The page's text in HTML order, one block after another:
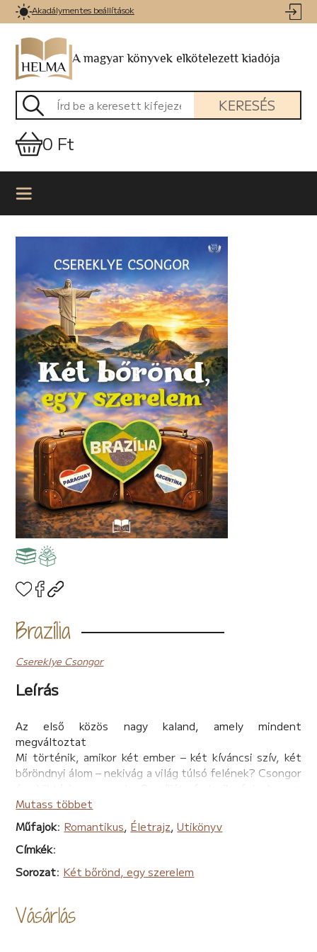
Akadálymentes beállítások
A magyar könyvek elkötelezett kiadója
KERESÉS
0 Ft
Brazília
Csereklye Csongor
Leírás
Az első közös nagy kaland, amely mindent
megváltoztat
Mi történik, amikor két ember – két kíváncsi szív, két
bőröndnyi álom – nekivág a világ túlsó felének? Csongor
egymást is újra és újra: Rió vibráló utcáitól São Paulo
sodró energiáján át az Iguazú-vízesés elementáris
erejéig. Paraty macskaköves utcái, az argentin kitérők
és a paraguayi határ menti kalandok mind-mind olyan
pillanatokat hoznak, amelyekből egy kapcsolat is új
színt kap.
Sokkal inkább egy utazás története – két ember
szemével, akik mernek rácsodálkozni a világra és
Mutass többet
Műfajok: Romantikus, Életrajz,Utikönyv
Címkék:
Sorozat: Két bőrönd, egy szerelem
Vásárlás